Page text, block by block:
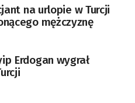
na urlopie w Turcji
mężczyznę
Erdogan wygrał